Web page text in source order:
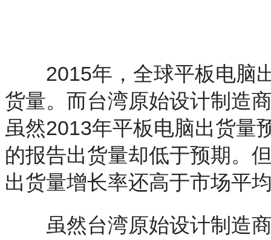
2015年，全球平板电脑出
货量。而台湾原始设计制造
虽然2013年平板电脑出货量
的报告出货量却低于预期。
出货量增长率还高于市场平
虽然台湾原始设计制造